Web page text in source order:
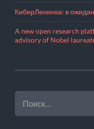
КиберЛенинка: в
A new open research
advisory of Nobel
НАЙТИ: